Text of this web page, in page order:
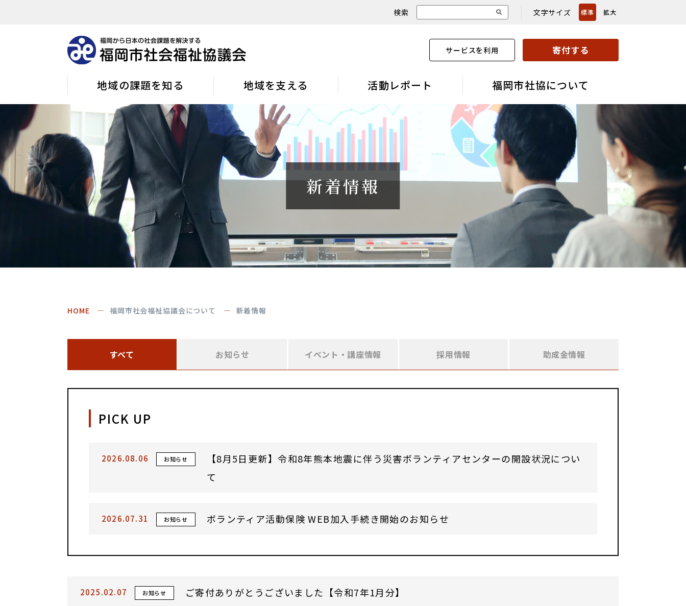
検索 文字サイズ 標準 拡大
サービスを利用 寄付する
地域の課題を知る 地域を支える 活動レポート 福岡市社協について
新着情報
HOME 福岡市社会福祉協議会について 新着情報
すべて お知らせ イベント・講座情報 採用情報 助成金情報
PICK UP
2026.08.06 お知らせ
【8月5日更新】令和8年熊本地震に伴う災害ボランティアセンターの開設状況につい
て
2026.07.31 お知らせ ボランティア活動保険 WEB加入手続き開始のお知らせ
2025.02.07 お知らせ ご寄付ありがとうございました【令和7年1月分】